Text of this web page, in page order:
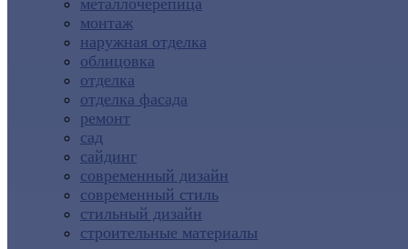
металлочерепица
монтаж
наружная отделка
облицовка
отделка
отделка фасада
ремонт
сад
сайдинг
современный дизайн
современный стиль
стильный дизайн
строительные материалы